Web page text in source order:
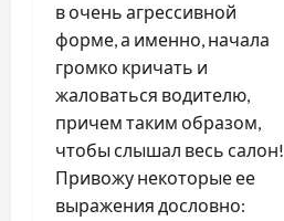
в очень агрессивной
форме, а именно, начала
громко кричать и
жаловаться водителю,
причем таким образом,
чтобы слышал весь салон!
Привожу некоторые ее
выражения дословно: